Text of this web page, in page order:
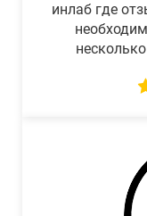
инлаб где